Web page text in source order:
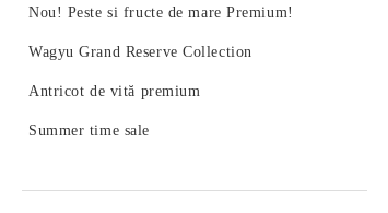
Nou! Peste si fructe de mare Premium!
Wagyu Grand Reserve Collection
Antricot de vită premium
Summer time sale